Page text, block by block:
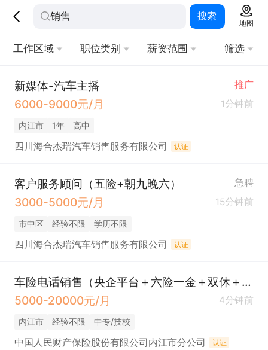
搜索
地图
工作区域 职位类别 薪资范围 筛选
新媒体-汽车主播 推广
6000-9000元/月 1分钟前
内江市 1年 高中
四川海合杰瑞汽车销售服务有限公司 认证
客户服务顾问（五险+朝九晚六） 急聘
3000-5000元/月 15分钟前
市中区 经验不限 学历不限
四川海合杰瑞汽车销售服务有限公司 认证
车险电话销售（央企平台＋六险一金＋双休＋带薪年假＋年终奖＋餐补＋生日福利＋下午茶）
5000-20000元/月
4分钟前
内江市 经验不限 中专/技校
中国人民财产保险股份有限公司内江市分公司 认证